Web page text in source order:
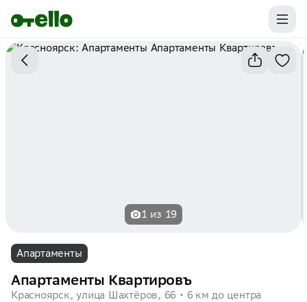
Промокоды на первую бронь уже ваши.
Забирайте выгоду
1 из 19
Апартаменты
Апартаменты Квартировъ
Красноярск, улица Шахтёров, 66 6 км до центра